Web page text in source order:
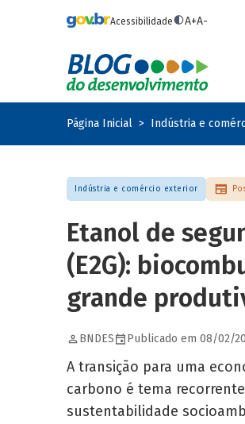
Acessibilidade A+A-
Página Inicial Indústria e
Indústria e comércio exterior
Etanol de
(E2G):
grande
BNDES Publicado em 08/02/
A transição para uma
carbono é tema
sustentabilidade